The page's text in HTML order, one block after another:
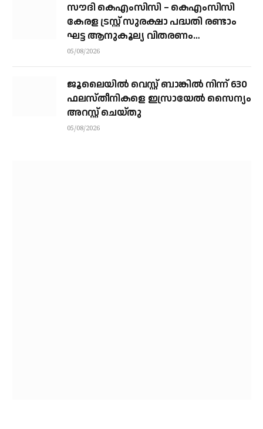
സൗദി കെഎംസിസി – കെഎംസിസി
കേരള ട്രസ്റ്റ് സുരക്ഷാ പദ്ധതി രണ്ടാം
ഘട്ട ആനുകൂല്യ വിതരണം
വെള്ളിയാഴ്ച്ച കോഴിക്കോട്ട്
05/08/2026
ജൂലൈയില്‍ വെസ്റ്റ് ബാങ്കില്‍ നിന്ന് 630
ഫലസ്തീനികളെ ഇസ്രായേല്‍ സൈന്യം
അറസ്റ്റ് ചെയ്തു
05/08/2026